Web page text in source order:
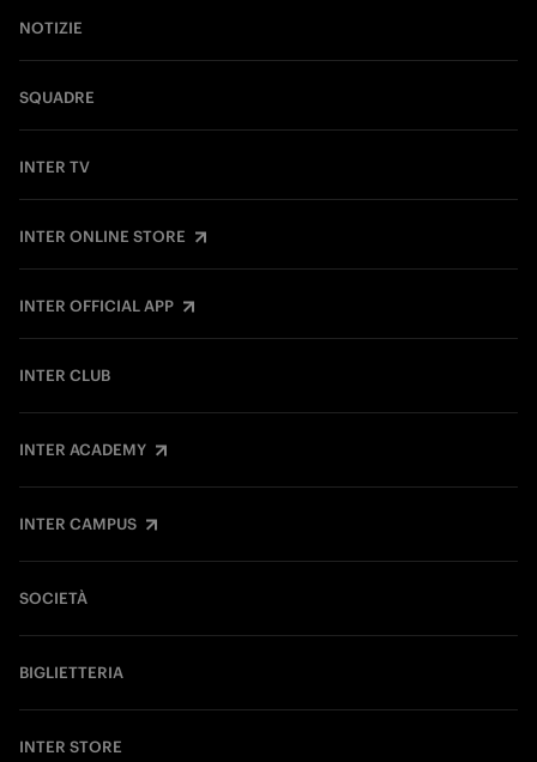
NOTIZIE
SQUADRE
INTER TV
INTER ONLINE STORE
INTER OFFICIAL APP
INTER CLUB
INTER ACADEMY
INTER CAMPUS
SOCIETÀ
BIGLIETTERIA
INTER STORE